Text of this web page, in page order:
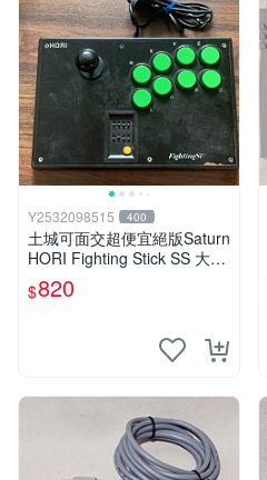
Y2532098515 400
土城可面交超便宜絕版Saturn
HORI Fighting Stick SS 大型
格鬥搖桿 HSS-07可調整連發
控制器 手把 釷星
$820